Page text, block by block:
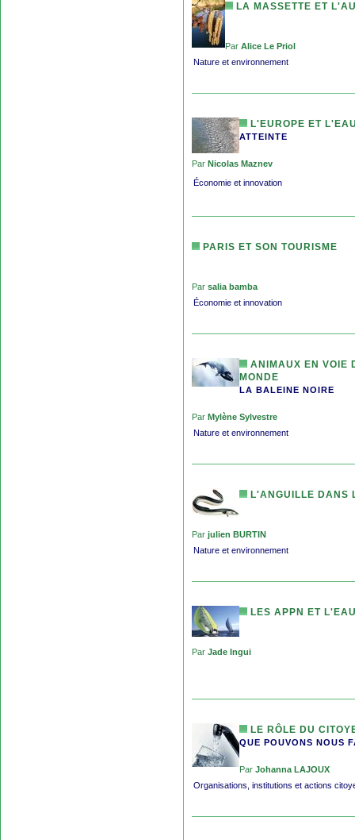
LA MASSETTE ET
Par Alice Le Priol
Nature et environnement
L'EUROPE ET
ATTEINTE
Par Nicolas Maznev
Économie et innovation
PARIS ET SON TOURISME
Par salia bamba
Économie et innovation
ANIMAUX EN VOIE
MONDE
LA BALEINE NOIRE
Par Mylène Sylvestre
Nature et environnement
L'ANGUILLE DANS
Par julien BURTIN
Nature et environnement
LES APPN ET
Par Jade Ingui
LE RÔLE DU
QUE POUVONS NOUS
Par Johanna LAJOUX
Organisations, institutions et actions